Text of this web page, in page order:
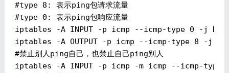
#type 8: 表示ping包请求流量
#type 0: 表示ping包响应流量
iptables -A INPUT -p icmp --icmp-type 0 -j
iptables -A OUTPUT -p icmp --icmp-type 8 -j
#禁止别人ping自己，也禁止自己ping别人
iptables -A INPUT -p icmp -m icmp --icmp-type